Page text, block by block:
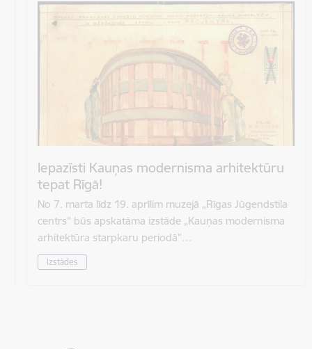
Iepazīsti Kauņas modernisma arhitektūru
tepat Rīgā!
No 7. marta līdz 19. aprīlim muzejā „Rīgas Jūgendstila
centrs” būs apskatāma izstāde „Kauņas modernisma
arhitektūra starpkaru periodā”…
Izstādes